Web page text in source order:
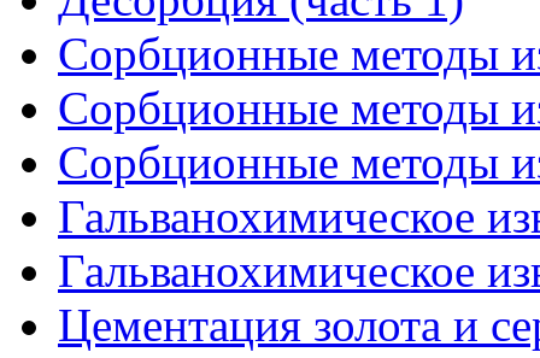
Сорбционные методы
Сорбционные методы
Сорбционные методы
Гальванохимическое
Гальванохимическое
Цементация золота и